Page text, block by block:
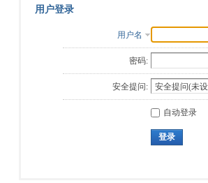
用户登录
用户名
密码:
安全提问:
自动登录
登录